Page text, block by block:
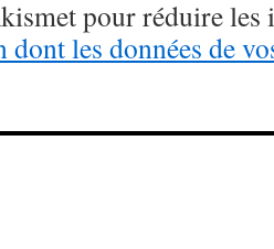
pour réduire les
dont les données de